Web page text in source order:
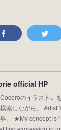
official HP
Cocoroのイラスト〟
索しながら、 Artist
。 ★My concept is